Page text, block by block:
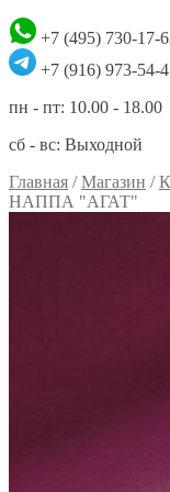
+7 (495) 730-17-
+7 (916) 973-54-
пн - пт: 10.00 - 18.00
сб - вс: Выходной
Главная /Магазин /
НАППА "АГАТ"